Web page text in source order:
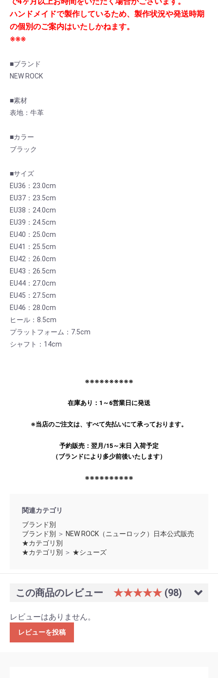
お買い物を続ける カートへ進む
ハンドメイドで製作しているため、製作状況や発送時期
の個別のご案内はいたしかねます。
※※※
■ブランド
NEW ROCK
■素材
表地：牛革
■カラー
ブラック
■サイズ
EU36：23.0cm
EU37：23.5cm
EU38：24.0cm
EU39：24.5cm
EU40：25.0cm
EU41：25.5cm
EU42：26.0cm
EU43：26.5cm
EU44：27.0cm
EU45：27.5cm
EU46：28.0cm
ヒール：8.5cm
プラットフォーム：7.5cm
シャフト：14cm
※※※※※※※※※※
在庫あり：1～6営業日に発送
※当店のご注文は、すべて先払いにて承っております。
予約販売：翌月/15～末日 入荷予定
（ブランドにより多少前後いたします）
※※※※※※※※※※
関連カテゴリ
ブランド別
ブランド別 ＞ NEW ROCK（ニューロック）日本公式販売
★カテゴリ別
★カテゴリ別 ＞ ★シューズ
この商品のレビュー ★★★★★ (98)
レビューはありません。
レビューを投稿